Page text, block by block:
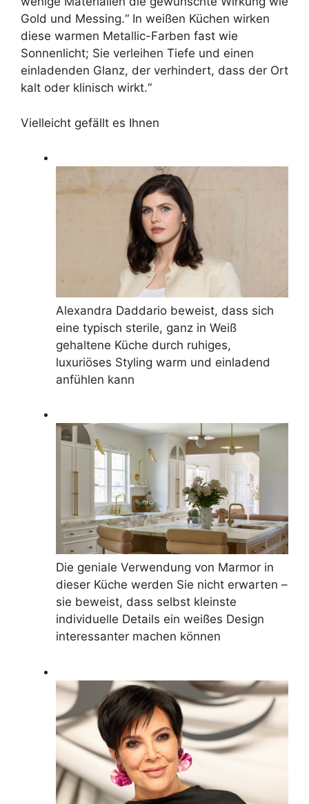
Gold und Messing.“ In weißen Küchen wirken
diese warmen Metallic-Farben fast wie
Sonnenlicht; Sie verleihen Tiefe und einen
einladenden Glanz, der verhindert, dass der Ort
kalt oder klinisch wirkt.“
Vielleicht gefällt es Ihnen
Alexandra Daddario beweist, dass sich
eine typisch sterile, ganz in Weiß
gehaltene Küche durch ruhiges,
luxuriöses Styling warm und einladend
anfühlen kann
Die geniale Verwendung von Marmor in
dieser Küche werden Sie nicht erwarten –
sie beweist, dass selbst kleinste
individuelle Details ein weißes Design
interessanter machen können